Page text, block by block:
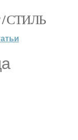
СТИЛЬ